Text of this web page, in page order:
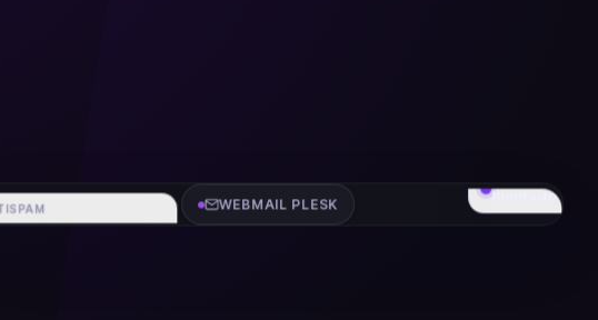
WEBMAIL PLESK
ALIAS
Ilimitados
+ SpamAssassin